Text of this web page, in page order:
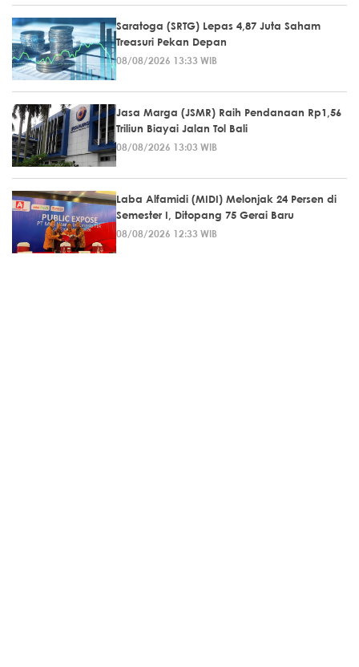
Saratoga (SRTG) Lepas 4,87 Juta Saham
Treasuri Pekan Depan
08/08/2026 13:33 WIB
Jasa Marga (JSMR) Raih Pendanaan Rp1,56
Triliun Biayai Jalan Tol Bali
08/08/2026 13:03 WIB
Laba Alfamidi (MIDI) Melonjak 24 Persen di
Semester I, Ditopang 75 Gerai Baru
08/08/2026 12:33 WIB